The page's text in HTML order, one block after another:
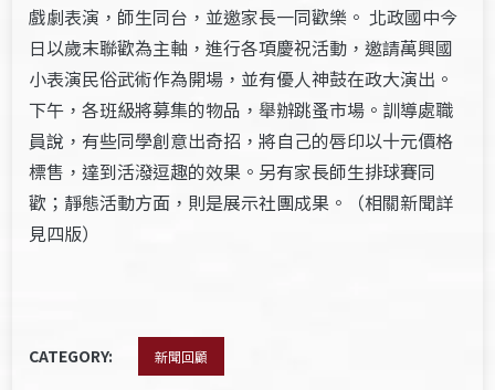
戲劇表演，師生同台，並邀家長一同歡樂。 北政國中今
日以歲末聯歡為主軸，進行各項慶祝活動，邀請萬興國
小表演民俗武術作為開場，並有優人神鼓在政大演出。
下午，各班級將募集的物品，舉辦跳蚤市場。訓導處職
員說，有些同學創意出奇招，將自己的唇印以十元價格
標售，達到活潑逗趣的效果。另有家長師生排球賽同
歡；靜態活動方面，則是展示社團成果。（相關新聞詳
見四版）
CATEGORY: 新聞回顧